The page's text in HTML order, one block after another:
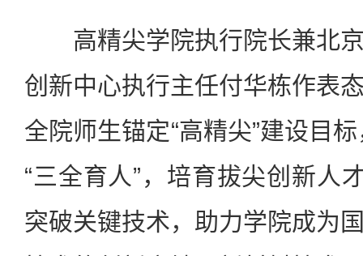
高精尖学院执行院长兼北京
创新中心执行主任付华栋作表
全院师生锚定“高精尖”建设目
“三全育人”，培育拔尖创新人
突破关键技术，助力学院成为